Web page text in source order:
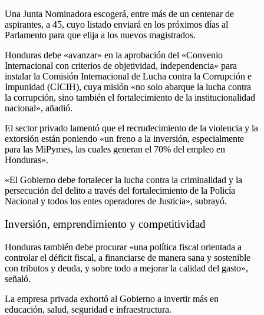
Una Junta Nominadora escogerá, entre más de un centenar de
aspirantes, a 45, cuyo listado enviará en los próximos días al
Parlamento para que elija a los nuevos magistrados.
Honduras debe «avanzar» en la aprobación del «Convenio
Internacional con criterios de objetividad, independencia» para
instalar la Comisión Internacional de Lucha contra la Corrupción e
Impunidad (CICIH), cuya misión «no solo abarque la lucha contra
la corrupción, sino también el fortalecimiento de la institucionalidad
nacional», añadió.
El sector privado lamentó que el recrudecimiento de la violencia y la
extorsión están poniendo «un freno a la inversión, especialmente
para las MiPymes, las cuales generan el 70% del empleo en
Honduras».
«El Gobierno debe fortalecer la lucha contra la criminalidad y la
persecución del delito a través del fortalecimiento de la Policía
Nacional y todos los entes operadores de Justicia», subrayó.
Inversión, emprendimiento y competitividad
Honduras también debe procurar «una política fiscal orientada a
controlar el déficit fiscal, a financiarse de manera sana y sostenible
con tributos y deuda, y sobre todo a mejorar la calidad del gasto»,
señaló.
La empresa privada exhortó al Gobierno a invertir más en
educación, salud, seguridad e infraestructura.